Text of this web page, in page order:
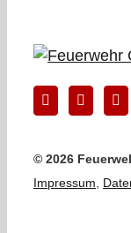
© 2026
Impressum